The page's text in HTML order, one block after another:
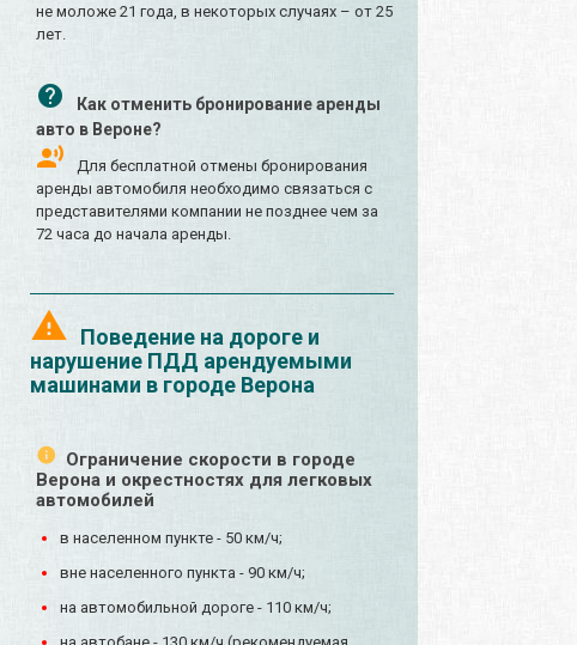
не моложе 21 года, в некоторых случаях – от 25
лет.
Как отменить бронирование аренды
авто в Вероне?
Для бесплатной отмены бронирования
аренды автомобиля необходимо связаться с
представителями компании не позднее чем за
72 часа до начала аренды.
Поведение на дороге и
нарушение ПДД арендуемыми
машинами в городе Верона
Ограничение скорости в городе
Верона и окрестностях для легковых
автомобилей
в населенном пункте - 50 км/ч;
вне населенного пункта - 90 км/ч;
на автомобильной дороге - 110 км/ч;